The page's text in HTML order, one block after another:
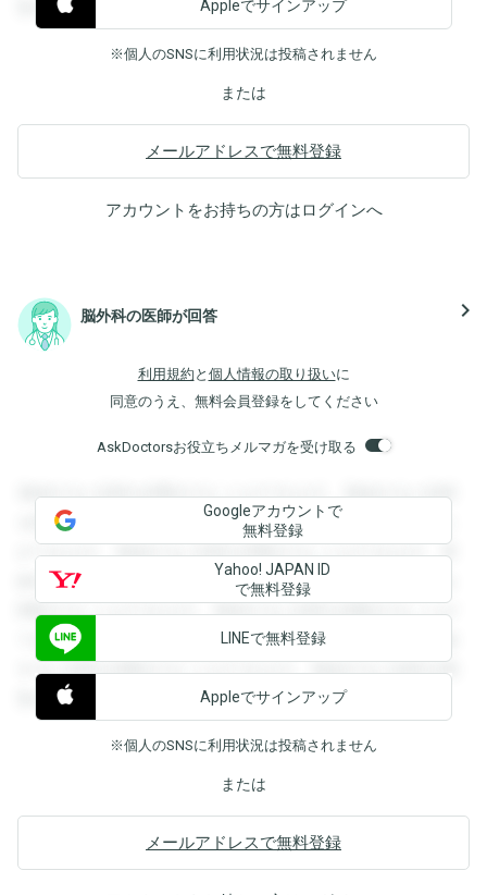
覧することができます。 Appleでサインアップ
※個人のSNSに利用状況は投稿されません
または
メールアドレスで無料登録
アカウントをお持ちの方はログインへ
脳外科の医師が回答 navigate_next
利用規約 と 個人情報の取り扱いに
同意のうえ、無料会員登録をしてください
AskDoctorsお役立ちメルマガを受け取る
登録すると回答を閲覧することができます。登録すると回答
を閲覧することができます。登録すると回答を閲覧すること
ができます。登録すると回答を閲覧することができます。登
録すると回答を閲覧することができます。登録すると回答を
閲覧することができます。登録すると回答を閲覧することが
できます。登録すると回答を閲覧することができます。登録
すると回答を閲覧することができます。登録すると回答を閲
覧することができます。
Googleアカウントで
無料登録
Yahoo! JAPAN ID
で無料登録
LINEで無料登録
Appleでサインアップ
※個人のSNSに利用状況は投稿されません
または
メールアドレスで無料登録